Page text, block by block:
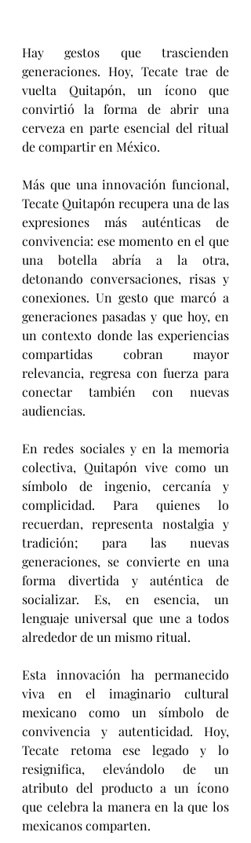
Hay gestos que trascienden
generaciones. Hoy, Tecate trae de
vuelta Quitapón, un ícono que
convirtió la forma de abrir una
cerveza en parte esencial del ritual
de compartir en México.
Más que una innovación funcional,
Tecate Quitapón recupera una de las
expresiones más auténticas de
convivencia: ese momento en el que
una botella abría a la otra,
detonando conversaciones, risas y
conexiones. Un gesto que marcó a
generaciones pasadas y que hoy, en
un contexto donde las experiencias
compartidas cobran mayor
relevancia, regresa con fuerza para
conectar también con nuevas
audiencias.
En redes sociales y en la memoria
colectiva, Quitapón vive como un
símbolo de ingenio, cercanía y
complicidad. Para quienes lo
recuerdan, representa nostalgia y
tradición; para las nuevas
generaciones, se convierte en una
forma divertida y auténtica de
socializar. Es, en esencia, un
lenguaje universal que une a todos
alrededor de un mismo ritual.
Esta innovación ha permanecido
viva en el imaginario cultural
mexicano como un símbolo de
convivencia y autenticidad. Hoy,
Tecate retoma ese legado y lo
resignifica, elevándolo de un
atributo del producto a un ícono
que celebra la manera en la que los
mexicanos comparten.